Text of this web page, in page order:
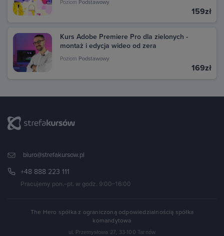
Poziom Podstawowy
159zł
Kurs Adobe Premiere Pro dla zielonych -
montaż i edycja wideo od zera
Poziom Podstawowy
169zł
biuro@strefakursow.pl
+48 888 223 111
Pracujemy pon.–pt. w godz. 9:00–16:00
The Hero spółka z ograniczoną odpowiedzialnością spółka
komandytowa
ul. Przemysłowa 27, 33-100 Tarnów